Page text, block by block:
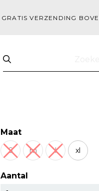
GRATIS VERZENDING
Maat
S m l xl
Aantal